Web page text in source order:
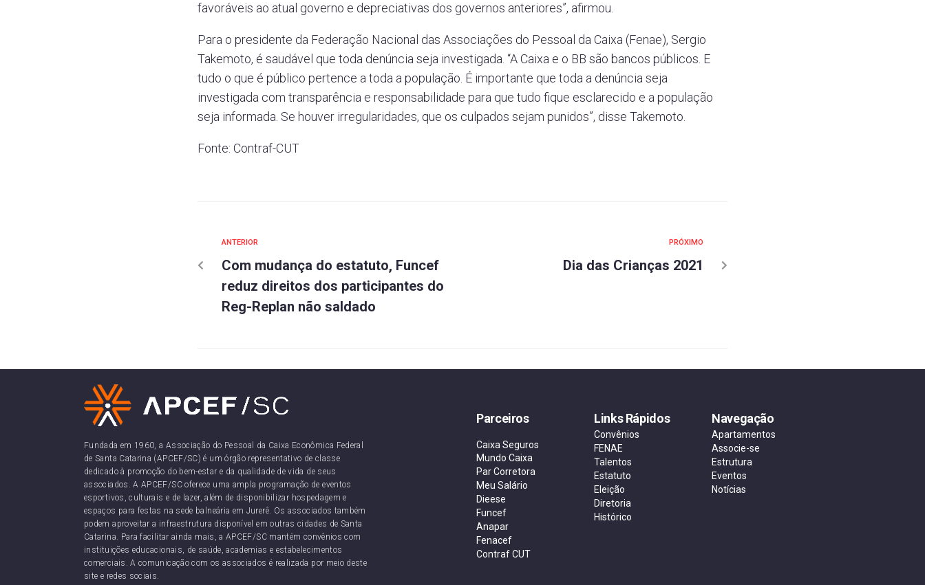
favoráveis ao atual governo e depreciativas dos governos anteriores”, afirmou.
Para o presidente da Federação Nacional das Associações do Pessoal da Caixa (Fenae), Sergio
Takemoto, é saudável que toda denúncia seja investigada. “A Caixa e o BB são bancos públicos. E
tudo o que é público pertence a toda a população. É importante que toda a denúncia seja
investigada com transparência e responsabilidade para que tudo fique esclarecido e a população
seja informada. Se houver irregularidades, que os culpados sejam punidos”, disse Takemoto.
Fonte: Contraf-CUT
ANTERIOR
Com mudança do estatuto, Funcef
reduz direitos dos participantes do
Reg-Replan não saldado
PRÓXIMO
Dia das Crianças 2021
Fundada em 1960, a Associação do Pessoal da Caixa Econômica Federal
de Santa Catarina (APCEF/SC) é um órgão representativo de classe
dedicado à promoção do bem-estar e da qualidade de vida de seus
associados. A APCEF/SC oferece uma ampla programação de eventos
esportivos, culturais e de lazer, além de disponibilizar hospedagem e
espaços para festas na sede balneária em Jurerê. Os associados também
podem aproveitar a infraestrutura disponível em outras cidades de Santa
Catarina. Para facilitar ainda mais, a APCEF/SC mantém convênios com
instituições educacionais, de saúde, academias e estabelecimentos
comerciais. A comunicação com os associados é realizada por meio deste
site e redes sociais.
Parceiros
Caixa Seguros
Mundo Caixa
Par Corretora
Meu Salário
Dieese
Funcef
Anapar
Fenacef
Contraf CUT
Links Rápidos
Convênios
FENAE
Talentos
Estatuto
Eleição
Diretoria
Histórico
Navegação
Apartamentos
Associe-se
Estrutura
Eventos
Notícias